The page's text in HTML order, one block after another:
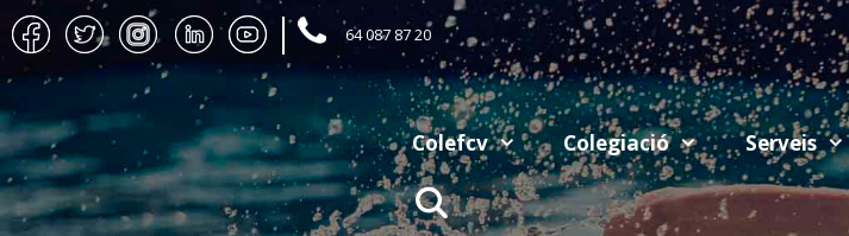
Skip
to
content
64 087 87 20
Colefcv Colegiació Serveis